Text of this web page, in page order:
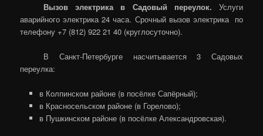
Вызов электрика в Садовый переулок. Услуги
аварийного электрика 24 часа. Срочный вызов электрика по
телефону +7 (812) 922 21 40 (круглосуточно).
В Санкт-Петербурге насчитывается 3 Садовых
переулка:
в Колпинском районе (в посёлке Сапёрный);
в Красносельском районе (в Горелово);
в Пушкинском районе (в посёлке Александровская).